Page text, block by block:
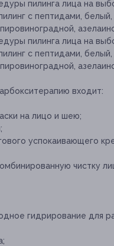
пилинга лица на
с пептидами,
пилинга лица на
с пептидами,
входит:
на лицо и шею;
успокаивающего
чистку
гидрирование для